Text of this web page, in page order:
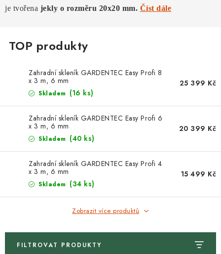
je tvořena jekly o rozměru 20x20 mm. Číst dále
Zahradní skleník GARDENTEC Easy Profi 8
x 3 m, 6 mm
Skladem (16 ks)
25 399 Kč
Zahradní skleník GARDENTEC Easy Profi 6
x 3 m, 6 mm
Skladem (40 ks)
20 399 Kč
Zahradní skleník GARDENTEC Easy Profi 4
x 3 m, 6 mm
Skladem (34 ks)
15 499 Kč
Zobrazit více produktů
FILTROVAT PRODUKTY